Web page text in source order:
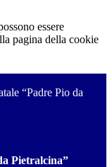
essere
pagina della cookie
“Padre Pio da
Pietralcina”